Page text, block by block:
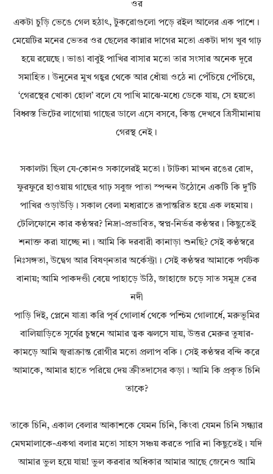
ওর
একটা চুড়ি ভেঙে গেল হঠাৎ, টুকরোগুলো পড়ে রইল আলের এক পাশে।
মেয়েটির মনের ভেতর ওর ছেলের কান্নার দাগের মতো একটা দাগ খুব গাঢ়
হয়ে রয়েছে। ভাঙা বাবুই পাখির বাসার মতো তার সংসার অনেক দূরে
সমাহিত। উনুনের মুখ গহ্বর থেকে আর ধোঁয়া ওঠে না পেঁচিয়ে পেঁচিয়ে,
‘গেরস্থের খোকা হোল’ বলে যে পাখি মাঝে-মধ্যে ডেকে যায়, সে হয়তো
বিধ্বস্ত ভিটের লাগোয়া গাছের ডালে এসে বসবে, কিন্তু দেখবে ত্রিসীমানায়
গেরস্থ নেই।
সকালটা ছিল যে-কোনও সকালেরই মতো। টাটকা মাখন রঙের রোদ,
ফুরফুরে হাওয়ায় গাছের গাঢ় সবুজ পাতা স্পন্দন উঠোনে একটি কি দু’টি
পাখির ওড়াউড়ি। সকাল বেলা মধ্যরাতে রূপান্তরিত হয়ে এক লহমায়।
টেলিফোনে কার কণ্ঠস্বর? নিদ্রা-প্রভাবিত, স্বপ্ন-নির্ভর কণ্ঠস্বর। কিছুতেই
শনাক্ত করা যাচ্ছে না। আমি কি দরবারী কানাড়া শুনছি? সেই কণ্ঠস্বরে
নিঃসঙ্গতা, উদ্বেগ আর বিষণ্নতার অর্কেস্ট্রা। সেই কণ্ঠস্বর আমাকে পর্যটক
বানায়; আমি পাকদণ্ডী বেয়ে পাহাড়ে উঠি, জাহাজে চড়ে সাত সমুদ্র তের
নদী
পাড়ি দিই, প্লেনে যাত্রা করি পূর্ব গোলার্ধ থেকে পশ্চিম গোলার্ধে, মরুভূমির
বালিয়াড়িতে সূর্যের চুম্বনে আমার ত্বক ঝলসে যায়, উত্তর মেরুর তুষার-
কামড়ে আমি জ্বরাক্রান্ত রোগীর মতো প্রলাপ বকি। সেই কণ্ঠস্বর বন্দি করে
আমাকে, আমার হাতে পরিয়ে দেয় ক্রীতদাসের কড়া। আমি কি প্রকৃত চিনি
তাকে?
তাকে চিনি, একাল বেলার আকাশকে যেমন চিনি, কিংবা যেমন চিনি সন্ধ্যার
মেঘমালাকে-একথা বলার মতো সাহস সঞ্চয় করতে পারি না কিছুতেই। যদি
আমার ভুল হয়ে যায়! ভুল করবার অধিকার আমার আছে জেনেও আমি